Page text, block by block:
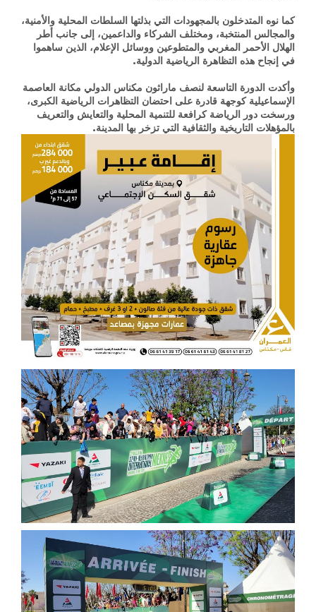
كما نوه المتدخلون بالمجهودات التي بذلتها السلطات المحلية والأمنية،
والمجالس المنتخبة، ومختلف الشركاء والداعمين، إلى جانب أطر
الهلال الأحمر المغربي والمتطوعين ووسائل الإعلام، الذين ساهموا
في إنجاح هذه التظاهرة الرياضية الدولية.
وأكدت الدورة التاسعة لنصف ماراثون مكناس الدولي مكانة العاصمة
الإسماعيلية كوجهة قادرة على احتضان التظاهرات الرياضية الكبرى،
ورسخت دور الرياضة كرافعة للتنمية المحلية والتعايش والتعريف
بالمؤهلات التاريخية والثقافية التي تزخر بها المدينة.